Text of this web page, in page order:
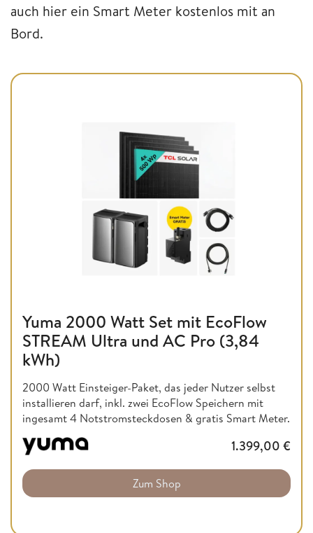
auch hier ein Smart Meter kostenlos mit an
Bord.
Yuma 2000 Watt Set mit EcoFlow
STREAM Ultra und AC Pro (3,84
kWh)
2000 Watt Einsteiger-Paket, das jeder Nutzer selbst
installieren darf, inkl. zwei EcoFlow Speichern mit
ingesamt 4 Notstromsteckdosen & gratis Smart Meter.
1.399,00 €
Zum Shop